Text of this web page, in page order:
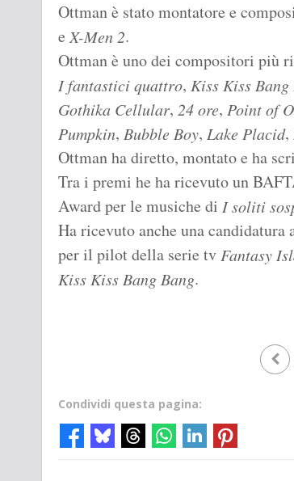
Ottman è stato montatore e
e X-Men 2.
Ottman è uno dei compositori più
I fantastici quattro, Kiss Kiss Bang
Gothika Cellular, 24 ore, Point of
Pumpkin, Bubble Boy, Lake Placid,
Ottman ha diretto, montato e ha
Tra i premi he ha ricevuto un
Award per le musiche di I soliti
Ha ricevuto anche una candidatura
per il pilot della serie tvFantasy
Kiss Kiss Bang Bang.
Condividi questa pagina: